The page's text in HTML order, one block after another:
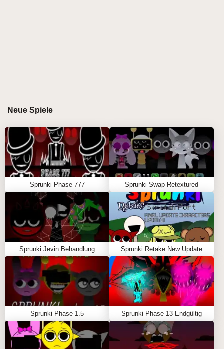
Wahrheit des spunki Universums genießen möchte.
GAMEPLAY-ANLEITUNG FÜR SPRUNKI
ANTI-SHIFTED PHASE 4
\r\n
Schritt-für-Schritt-Anleitung
\r\n
\r\n
Starte die Soundscape: Wähle deinen Charakter
aus der unteren Liste. Klicken Sie mit der Maus auf
Charaktere aus dem Auswahlmenü und ziehen Sie
sie auf die Bühne, um ihre unverschobenen High-
Fidelity-Audioebenen 🎤 zu aktivieren.
\r\n
Verwalten Sie die Bühne: Wenn ein bestimmter
Sound nicht zu Ihrem Track passt, klicken Sie auf
Neue Spiele
Sprunki Phase 777 Sprunki Swap Retextured
Sprunki Jevin Behandlung Sprunki Retake New Update
Sprunki Phase 1.5 Sprunki Phase 13 Endgültig